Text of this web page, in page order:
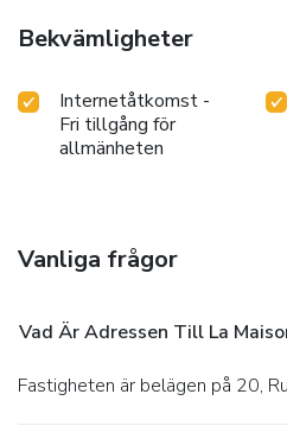
Bekvämligheter
Internetåtkomst -
Fri tillgång för
allmänheten
Vanliga frågor
Vad Är Adressen Till La
Fastigheten är belägen på 20,